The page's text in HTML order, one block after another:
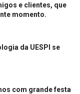
e clientes, que
momento.
da UESPI se
com grande festa